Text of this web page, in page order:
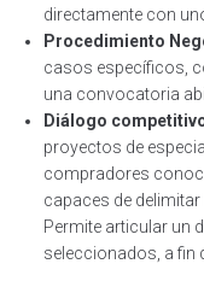
directamente con
Procedimiento
casos específicos,
una convocatoria
Diálogo
proyectos de
compradores
capaces de
Permite articular un
seleccionados, a fin